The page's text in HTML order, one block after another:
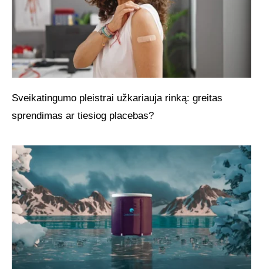
Sveikatingumo pleistrai užkariauja rinką: greitas
sprendimas ar tiesiog placebas?